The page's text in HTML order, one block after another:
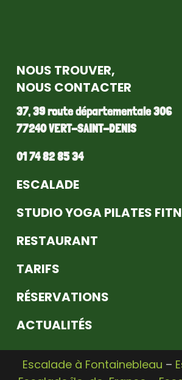
NOUS TROUVER,
NOUS CONTACTER
37, 39 route départementale 306
77240 VERT-SAINT-DENIS
01 74 82 85 34
ESCALADE
STUDIO YOGA PILATES
RESTAURANT
TARIFS
RÉSERVATIONS
ACTUALITÉS
Escalade à Fontainebleau –